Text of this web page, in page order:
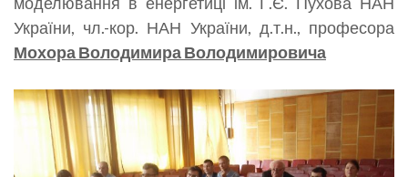
України, чл.-кор. НАН України, д.т.н., професора
Мохора Володимира Володимировича